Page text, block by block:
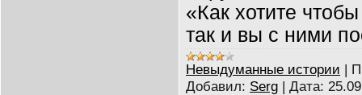
«Как хотите
так и вы с ними
Невыдуманные истории |
Добавил: Serg | Дата: